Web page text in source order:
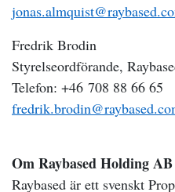
Fredrik Brodin
Styrelseordförande,
Telefon: +46 708 88 66 65
Om Raybased Holding
Raybased är ett svenskt